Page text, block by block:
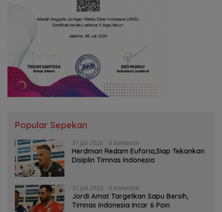
Popular Sepekan
31 Juli 2026 0 Komentar
Herdman Redam Euforia,Siap Tekankan
Disiplin Timnas Indonesia
31 Juli 2026 0 Komentar
Jordi Amat Targetkan Sapu Bersih,
Timnas Indonesia Incar 6 Poin